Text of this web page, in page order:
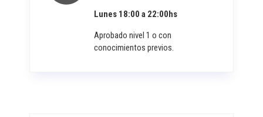
Lunes 18:00 a 22:00hs
Aprobado nivel 1 o con
conocimientos previos.